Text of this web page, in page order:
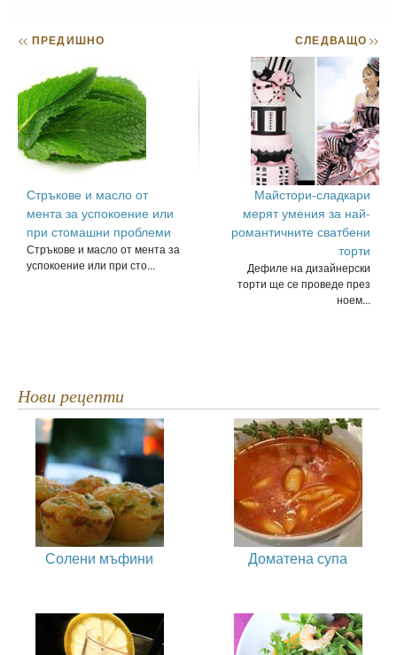
<< ПРЕДИШНО
Стръкове и масло от
мента за успокоение или
при стомашни проблеми
Стръкове и масло от мента за
успокоение или при сто...
СЛЕДВАЩО>>
Майстори-сладкари
мерят умения за най-
романтичните сватбени
торти
Дефиле на дизайнерски
торти ще се проведе през
ноем...
Нови рецепти
Солени мъфини Доматена супа